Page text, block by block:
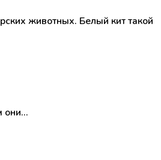
животных. Белый кит такой
они…